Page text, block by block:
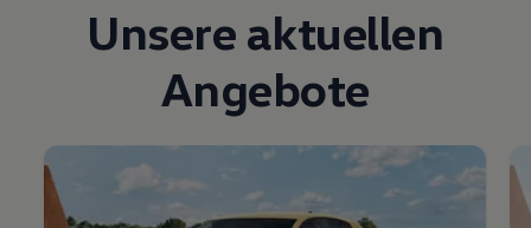
Unsere aktuellen
Angebote